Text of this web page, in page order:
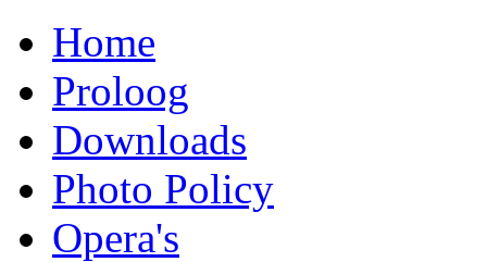
Home
Proloog
Downloads
Photo Policy
Opera's